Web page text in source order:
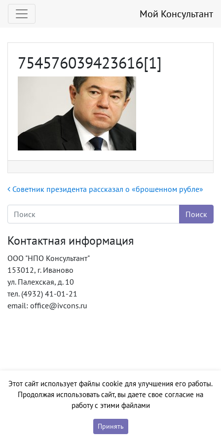
Мой Консультант
754576039423616[1]
Навигация по записям
Советник президента рассказал о «брошенном рубле»
Контактная информация
ООО "НПО Консультант"
153012, г. Иваново
ул. Палехская, д. 10
тел. (4932) 41-01-21
email: office@ivcons.ru
Этот сайт использует файлы cookie для улучшения его работы.
Продолжая использовать сайт, вы даете свое согласие на
работу с этими файлами
Принять